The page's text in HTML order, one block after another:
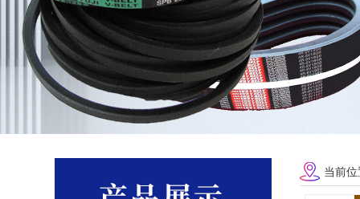
当前